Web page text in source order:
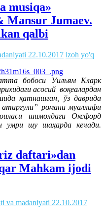
musiqa»
Mansur Jumaev.
qalbi
22.10.2017 izoh yo'q
бобоси Уильям Кларк
асосий воқеалардан
қатнашган, ўз даврида
романи муаллифи
шимолдаги Оксфорд
умри шу шаҳарда кечади.
daftari»dan
Mahkam ijodi
va madaniyati 22.10.2017